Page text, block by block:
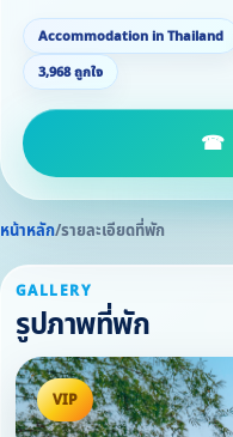
Accommodation in Thailand
3,968 ถูกใจ
หน้าหลัก/รายละเอียดที่พัก
GALLERY
รูปภาพที่พัก
VIP